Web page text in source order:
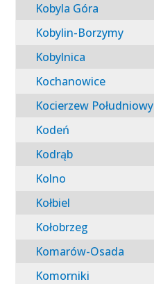
Kobyla Góra
Kobylin-Borzymy
Kobylnica
Kochanowice
Kocierzew Południowy
Kodeń
Kodrąb
Kolno
Kołbiel
Kołobrzeg
Komarów-Osada
Komorniki